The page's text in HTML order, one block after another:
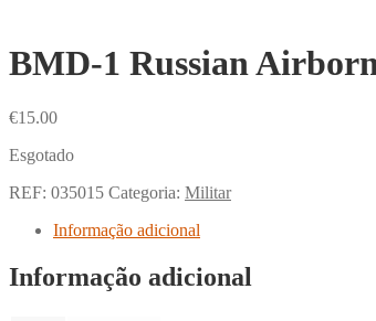
BMD-1 Russian
€15.00
Esgotado
REF: 035015 Categoria: Militar
Informação adicional
Informação adicional